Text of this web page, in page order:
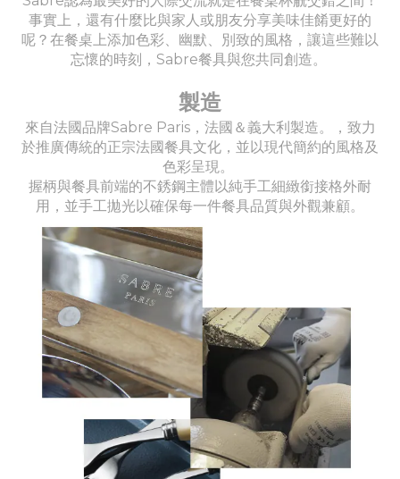
事實上，還有什麼比與家人或朋友分享美味佳餚更好的
呢？在餐桌上添加色彩、幽默、別致的風格，讓這些難以
忘懷的時刻，Sabre餐具與您共同創造。
製造
來自法國品牌Sabre Paris，法國＆義大利製造。，致力
於推廣傳統的正宗法國餐具文化，並以現代簡約的風格及
色彩呈現。
握柄與餐具前端的不銹鋼主體以純手工細緻銜接格外耐
用，並手工拋光以確保每一件餐具品質與外觀兼顧。